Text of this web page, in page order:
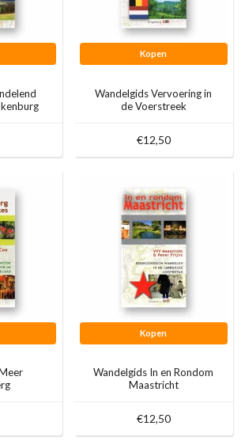
Kopen
Wandelgids Vervoering in
de Voerstreek
€12,50
Kopen
Wandelgids In en Rondom
Maastricht
€12,50